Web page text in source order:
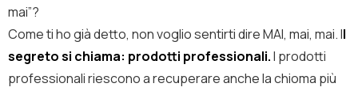
mai”?
Come ti ho già detto, non voglio sentirti dire MAI, mai, mai. Il
segreto si chiama: prodotti professionali.I prodotti
professionali riescono a recuperare anche la chioma più